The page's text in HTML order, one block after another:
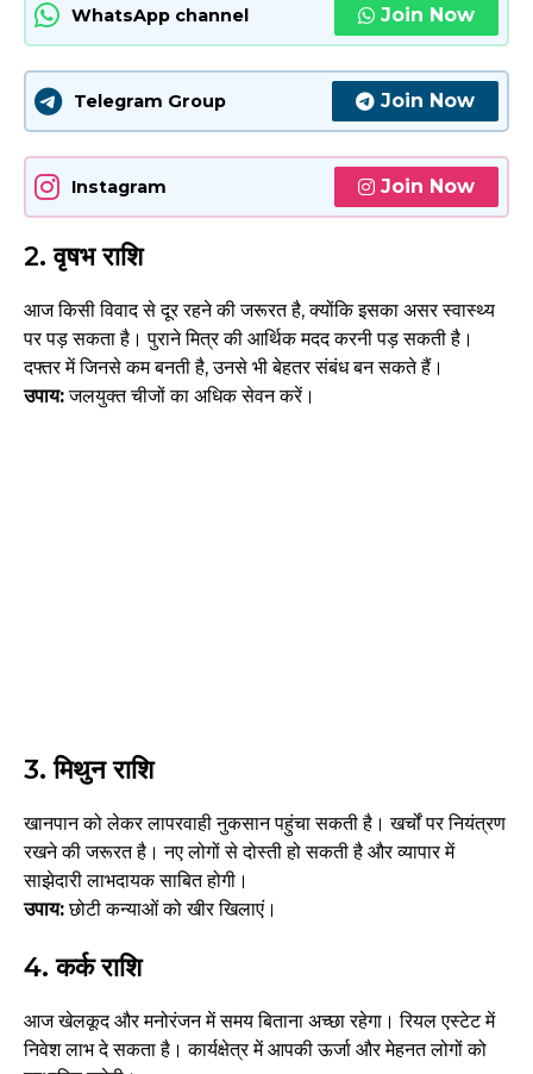
WhatsApp channel Join Now
Telegram Group Join Now
Instagram Join Now
2.वृषभ राशि
आज किसी विवाद से दूर रहने की जरूरत है, क्योंकि इसका असर स्वास्थ्य
पर पड़ सकता है। पुराने मित्र की आर्थिक मदद करनी पड़ सकती है।
दफ्तर में जिनसे कम बनती है, उनसे भी बेहतर संबंध बन सकते हैं।
उपाय:जलयुक्त चीजों का अधिक सेवन करें।
3.मिथुन राशि
खानपान को लेकर लापरवाही नुकसान पहुंचा सकती है। खर्चों पर नियंत्रण
रखने की जरूरत है। नए लोगों से दोस्ती हो सकती है और व्यापार में
साझेदारी लाभदायक साबित होगी।
उपाय:छोटी कन्याओं को खीर खिलाएं।
4.कर्क राशि
आज खेलकूद और मनोरंजन में समय बिताना अच्छा रहेगा। रियल एस्टेट में
निवेश लाभ दे सकता है। कार्यक्षेत्र में आपकी ऊर्जा और मेहनत लोगों को